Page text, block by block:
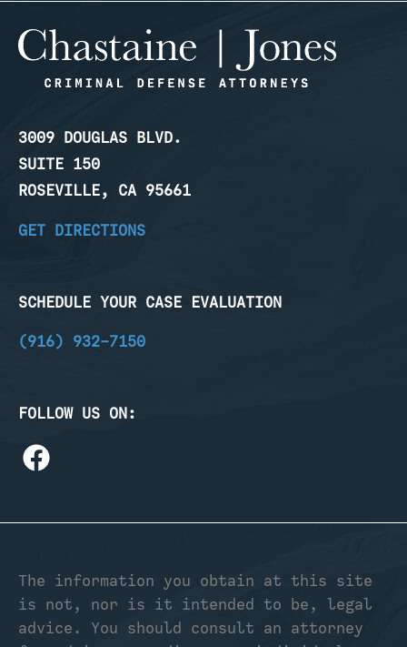
3009 DOUGLAS BLVD.
SUITE 150
ROSEVILLE, CA 95661
GET DIRECTIONS
SCHEDULE YOUR CASE EVALUATION
(916) 932-7150
FOLLOW US ON:
The information you obtain at this site
is not, nor is it intended to be, legal
advice. You should consult an attorney